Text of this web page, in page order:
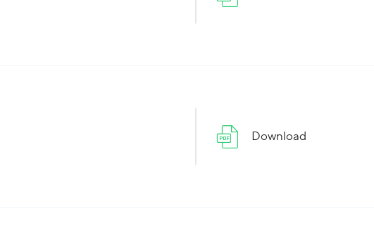
Download